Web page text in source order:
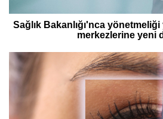
Sağlık Bakanlığı'nca yönetmeliği
merkezlerine yeni